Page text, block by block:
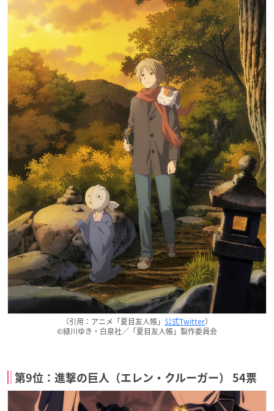
（引用：アニメ「夏目友人帳」 公式Twitter）
©緑川ゆき・白泉社／「夏目友人帳」製作委員会
第9位：進撃の巨人（エレン・クルーガー） 54票